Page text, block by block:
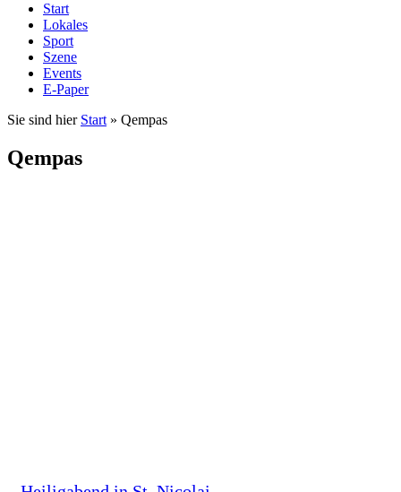
Start
Lokales
Sport
Szene
Events
E-Paper
Sie sind hier Start » Qempas
Qempas